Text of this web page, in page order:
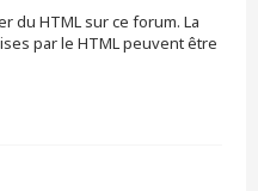
du HTML sur ce forum. La
par le HTML peuvent être